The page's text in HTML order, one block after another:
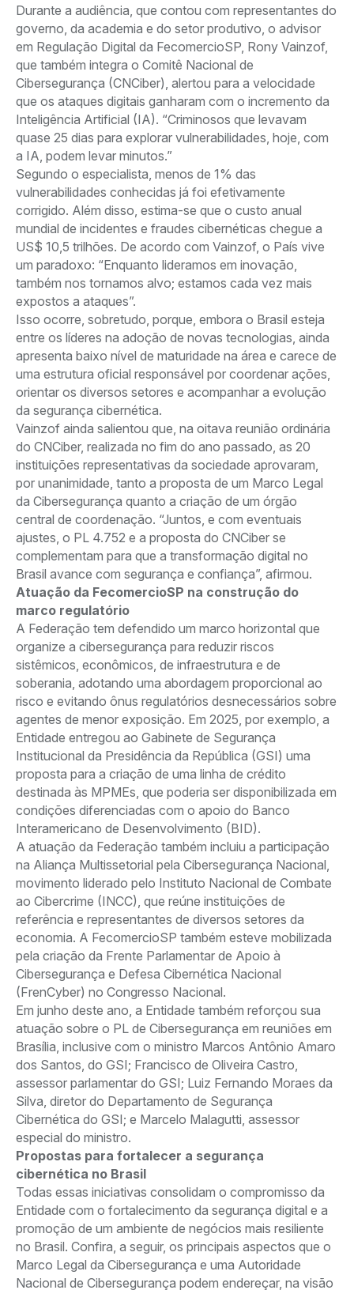
Durante a audiência, que contou com representantes do
governo, da academia e do setor produtivo, o advisor
em Regulação Digital da FecomercioSP, Rony Vainzof,
que também integra o Comitê Nacional de
Cibersegurança (CNCiber), alertou para a velocidade
que os ataques digitais ganharam com o incremento da
Inteligência Artificial (IA). “Criminosos que levavam
quase 25 dias para explorar vulnerabilidades, hoje, com
a IA, podem levar minutos.”
Segundo o especialista, menos de 1% das
vulnerabilidades conhecidas já foi efetivamente
corrigido. Além disso, estima-se que o custo anual
mundial de incidentes e fraudes cibernéticas chegue a
US$ 10,5 trilhões. De acordo com Vainzof, o País vive
um paradoxo: “Enquanto lideramos em inovação,
também nos tornamos alvo; estamos cada vez mais
expostos a ataques”.
Isso ocorre, sobretudo, porque, embora o Brasil esteja
entre os líderes na adoção de novas tecnologias, ainda
apresenta baixo nível de maturidade na área e carece de
uma estrutura oficial responsável por coordenar ações,
orientar os diversos setores e acompanhar a evolução
da segurança cibernética.
Vainzof ainda salientou que, na oitava reunião ordinária
do CNCiber, realizada no fim do ano passado, as 20
instituições representativas da sociedade aprovaram,
por unanimidade, tanto a proposta de um Marco Legal
da Cibersegurança quanto a criação de um órgão
central de coordenação. “Juntos, e com eventuais
ajustes, o PL 4.752 e a proposta do CNCiber se
complementam para que a transformação digital no
Brasil avance com segurança e confiança”, afirmou.
Atuação da FecomercioSP na construção do
marco regulatório
A Federação tem defendido um marco horizontal que
organize a cibersegurança para reduzir riscos
sistêmicos, econômicos, de infraestrutura e de
soberania, adotando uma abordagem proporcional ao
risco e evitando ônus regulatórios desnecessários sobre
agentes de menor exposição. Em 2025, por exemplo, a
Entidade entregou ao Gabinete de Segurança
Institucional da Presidência da República (GSI) uma
proposta para a criação de uma linha de crédito
destinada às MPMEs, que poderia ser disponibilizada em
condições diferenciadas com o apoio do Banco
Interamericano de Desenvolvimento (BID).
A atuação da Federação também incluiu a participação
na Aliança Multissetorial pela Cibersegurança Nacional,
movimento liderado pelo Instituto Nacional de Combate
ao Cibercrime (INCC), que reúne instituições de
referência e representantes de diversos setores da
economia. A FecomercioSP também esteve mobilizada
pela criação da Frente Parlamentar de Apoio à
Cibersegurança e Defesa Cibernética Nacional
(FrenCyber) no Congresso Nacional.
Em junho deste ano, a Entidade também reforçou sua
atuação sobre o PL de Cibersegurança em reuniões em
Brasília, inclusive com o ministro Marcos Antônio Amaro
dos Santos, do GSI; Francisco de Oliveira Castro,
assessor parlamentar do GSI; Luiz Fernando Moraes da
Silva, diretor do Departamento de Segurança
Cibernética do GSI; e Marcelo Malagutti, assessor
especial do ministro.
Propostas para fortalecer a segurança
cibernética no Brasil
Todas essas iniciativas consolidam o compromisso da
Entidade com o fortalecimento da segurança digital e a
promoção de um ambiente de negócios mais resiliente
no Brasil. Confira, a seguir, os principais aspectos que o
Marco Legal da Cibersegurança e uma Autoridade
Nacional de Cibersegurança podem endereçar, na visão